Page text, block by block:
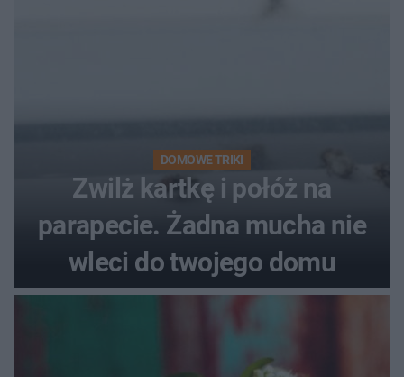
DOMOWE TRIKI
Zwilż kartkę i połóż na
parapecie. Żadna mucha nie
wleci do twojego domu